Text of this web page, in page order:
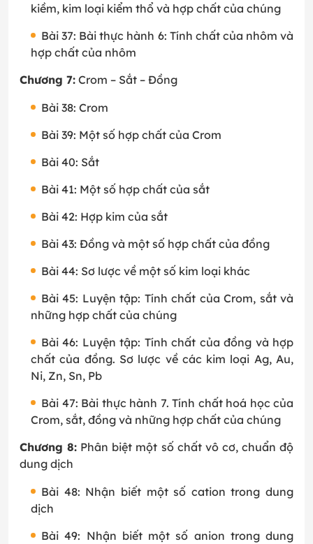
kiềm, kim loại kiểm thổ và hợp chất của chúng
Bài 37: Bài thực hành 6: Tính chất của nhôm và
hợp chất của nhôm
Chương 7: Crom – Sắt – Đồng
Bài 38: Crom
Bài 39: Một số hợp chất của Crom
Bài 40: Sắt
Bài 41: Một số hợp chất của sắt
Bài 42: Hợp kim của sắt
Bài 43: Đồng và một số hợp chất của đồng
Bài 44: Sơ lược về một số kim loại khác
Bài 45: Luyện tập: Tính chất của Crom, sắt và
những hợp chất của chúng
Bài 46: Luyện tập: Tính chất của đồng và hợp
chất của đồng. Sơ lược về các kim loại Ag, Au,
Ni, Zn, Sn, Pb
Bài 47: Bài thực hành 7. Tính chất hoá học của
Crom, sắt, đồng và những hợp chất của chúng
Chương 8: Phân biệt một số chất vô cơ, chuẩn độ
dung dịch
Bài 48: Nhận biết một số cation trong dung
dịch
Bài 49: Nhận biết một số anion trong dung